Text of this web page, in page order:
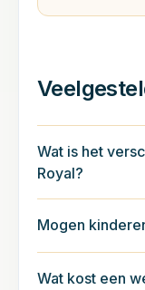
Wat is het
Royal?
Mogen
Wat kost een